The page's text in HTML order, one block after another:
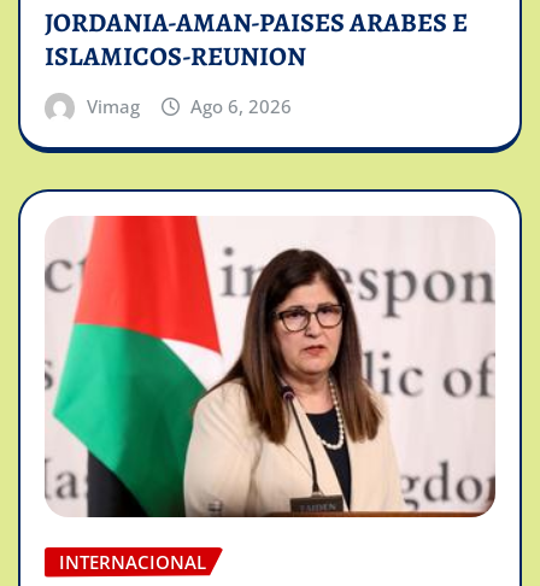
JORDANIA-AMAN-PAISES ARABES E
ISLAMICOS-REUNION
Vimag Ago 6, 2026
INTERNACIONAL